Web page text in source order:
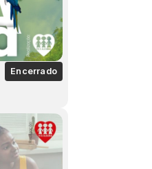
Encerrado